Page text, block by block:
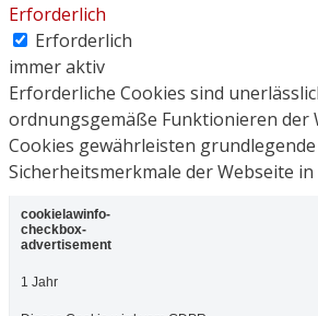
Erforderlich
Erforderlich
immer aktiv
Erforderliche Cookies sind
ordnungsgemäße Funktionieren der
Cookies gewährleisten
Sicherheitsmerkmale der Webseite
cookielawinfo-
checkbox-
advertisement
1 Jahr